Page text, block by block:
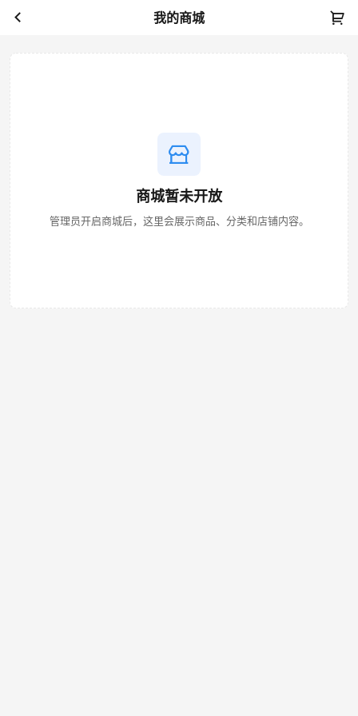
我的商城
商城暂未开放
管理员开启商城后，这里会展示商品、分类和店铺内容。